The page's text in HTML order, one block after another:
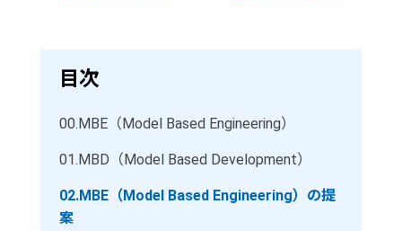
目次
00. MBE（Model Based Engineering）
01. MBD（Model Based Development）
02.MBE（Model Based Engineering）の提
案